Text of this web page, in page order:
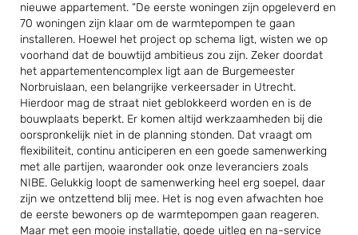
nieuwe appartement. “De eerste woningen zijn opgeleverd en
70 woningen zijn klaar om de warmtepompen te gaan
installeren. Hoewel het project op schema ligt, wisten we op
voorhand dat de bouwtijd ambitieus zou zijn. Zeker doordat
het appartementencomplex ligt aan de Burgemeester
Norbruislaan, een belangrijke verkeersader in Utrecht.
Hierdoor mag de straat niet geblokkeerd worden en is de
bouwplaats beperkt. Er komen altijd werkzaamheden bij die
oorspronkelijk niet in de planning stonden. Dat vraagt om
flexibiliteit, continu anticiperen en een goede samenwerking
met alle partijen, waaronder ook onze leveranciers zoals
NIBE. Gelukkig loopt de samenwerking heel erg soepel, daar
zijn we ontzettend blij mee. Het is nog even afwachten hoe
de eerste bewoners op de warmtepompen gaan reageren.
Maar met een mooie installatie, goede uitleg en na-service